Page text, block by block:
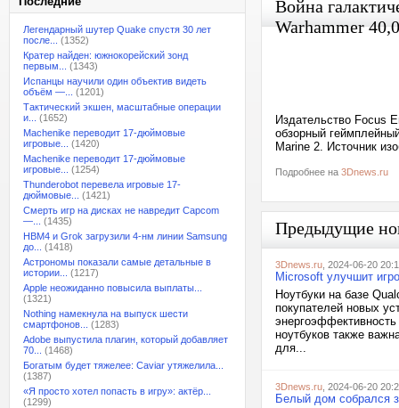
Легендарный шутер Quake спустя 30 лет
после...
(1352)
Кратер найден: южнокорейский зонд
первым...
(1343)
Испанцы научили один объектив видеть
объём —...
(1201)
Тактический экшен, масштабные операции
и...
(1652)
Machenike переводит 17-дюймовые
игровые...
(1420)
Machenike переводит 17-дюймовые
игровые...
(1254)
Thunderobot перевела игровые 17-
дюймовые...
(1421)
Смерть игр на дисках не навредит Capcom
—...
(1435)
HBM4 и Grok загрузили 4-нм линии Samsung
до...
(1418)
Астрономы показали самые детальные в
истории...
(1217)
Apple неожиданно повысила выплаты...
(1321)
Nothing намекнула на выпуск шести
смартфонов...
(1283)
Adobe выпустила плагин, который добавляет
70...
(1468)
Богатым будет тяжелее: Caviar утяжелила...
(1387)
«Я просто хотел попасть в игру»: актёр...
(1299)
Война
Warhammer
Издательство Focus
обзорный
Marine 2. Источник
Подробнее на 3Dnews.ru
Предыдущие
3Dnews.ru , 2024-06-20
Microsoft улучшит
Ноутбуки на базе
покупателей новых
ноутбуков также
для...
3Dnews.ru , 2024-06-20
Белый дом собрался